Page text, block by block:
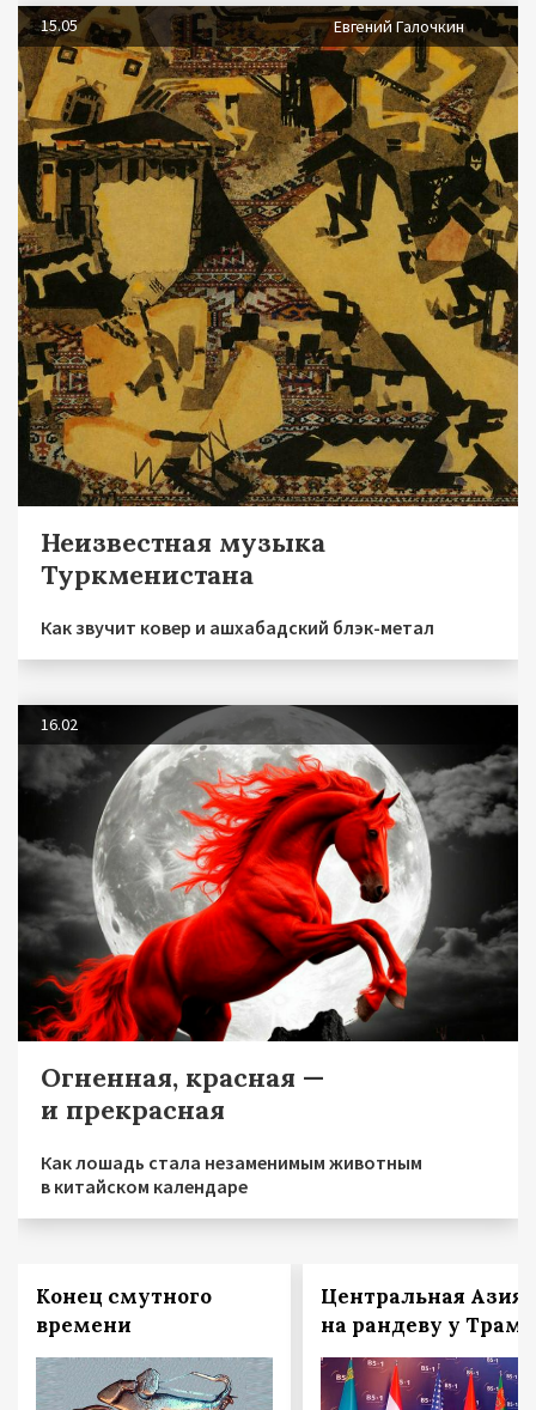
15.05 Евгений Галочкин
Неизвестная музыка
Туркменистана
Как звучит ковер и ашхабадский блэк-метал
16.02
Огненная, красная —
и прекрасная
Как лошадь стала незаменимым животным
в китайском календаре
Конец смутного
времени
Центральная Азия
на рандеву у